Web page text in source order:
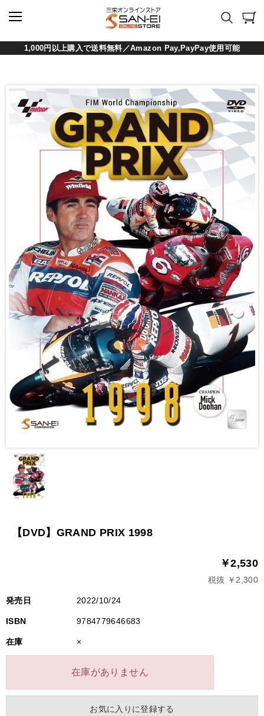
1,000円以上購入で送料無料／Amazon Pay,PayPay使用可能
【DVD】GRAND PRIX 1998
￥2,530
税抜 ￥2,300
発売日 2022/10/24
ISBN 9784779646683
在庫 ×
在庫がありません
お気に入りに登録する